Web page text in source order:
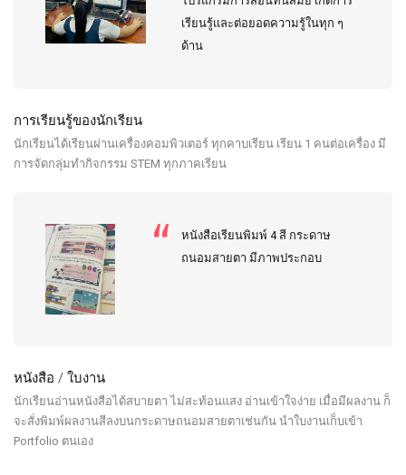
เรียนรู้และต่อยอดความรู้ในทุก ๆ
ด้าน
การเรียนรู้ของนักเรียน
นักเรียนได้เรียนผ่านเครื่องคอมพิวเตอร์ ทุกคาบเรียน เรียน 1 คนต่อเครื่อง มี
การจัดกลุ่มทำกิจกรรม STEM ทุกภาคเรียน
หนังสือเรียนพิมพ์ 4 สี กระดาษ
ถนอมสายตา มีภาพประกอบ
หนังสือ / ใบงาน
นักเรียนอ่านหนังสือได้สบายตา ไม่สะท้อนแสง อ่านเข้าใจง่าย เมื่อมีผลงาน ก็
จะสั่งพิมพ์ผลงานสีลงบนกระดาษถนอมสายตาเช่นกัน นำใบงานเก็บเข้า
Portfolio ตนเอง